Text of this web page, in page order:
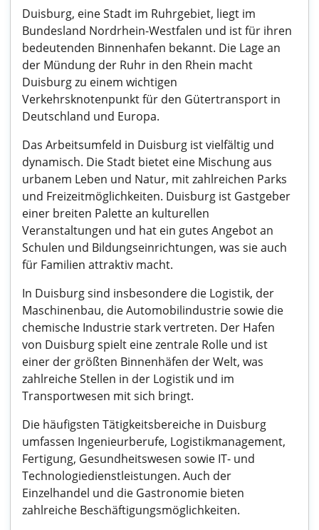
Duisburg, eine Stadt im Ruhrgebiet, liegt im
Bundesland Nordrhein-Westfalen und ist für ihren
bedeutenden Binnenhafen bekannt. Die Lage an
der Mündung der Ruhr in den Rhein macht
Duisburg zu einem wichtigen
Verkehrsknotenpunkt für den Gütertransport in
Deutschland und Europa.
Das Arbeitsumfeld in Duisburg ist vielfältig und
dynamisch. Die Stadt bietet eine Mischung aus
urbanem Leben und Natur, mit zahlreichen Parks
und Freizeitmöglichkeiten. Duisburg ist Gastgeber
einer breiten Palette an kulturellen
Veranstaltungen und hat ein gutes Angebot an
Schulen und Bildungseinrichtungen, was sie auch
für Familien attraktiv macht.
In Duisburg sind insbesondere die Logistik, der
Maschinenbau, die Automobilindustrie sowie die
chemische Industrie stark vertreten. Der Hafen
von Duisburg spielt eine zentrale Rolle und ist
einer der größten Binnenhäfen der Welt, was
zahlreiche Stellen in der Logistik und im
Transportwesen mit sich bringt.
Die häufigsten Tätigkeitsbereiche in Duisburg
umfassen Ingenieurberufe, Logistikmanagement,
Fertigung, Gesundheitswesen sowie IT- und
Technologiedienstleistungen. Auch der
Einzelhandel und die Gastronomie bieten
zahlreiche Beschäftigungsmöglichkeiten.